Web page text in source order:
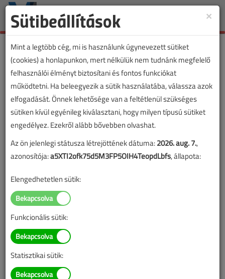
Toggle
Lapszám:
Világítástechnika
×
Sütibeállítások
Mint a legtöbb cég, mi is használunk úgynevezett sütiket
(cookies) a honlapunkon, mert nélkülük nem tudnánk megfelelő
felhasználói élményt biztosítani és fontos funkciókat
működtetni. Ha beleegyezik a sütik használatába, válassza azok
elfogadását. Önnek lehetősége van a feltétlenül szükséges
sütiken kívül egyénileg kiválasztani, hogy milyen típusú sütiket
engedélyez. Ezekről alább bővebben olvashat.
Az ön jelenlegi státusza létrejöttének dátuma:2026. aug. 7.,
azonosítója:a5XTI2ofk75d5M3FP5OIH4TeopdLbfs, állapota:
Elengedhetetlen sütik:
Funkcionális sütik:
Statisztikai sütik: